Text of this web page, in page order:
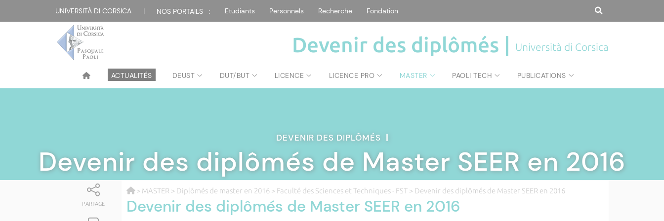
UNIVERSITÀ DI CORSICA | NOS PORTAILS : Etudiants Personnels Recherche Fondation
Devenir des diplômés | Università di Corsica
ACTUALITÉS DEUST DUT/BUT LICENCE LICENCE PRO MASTER PAOLI TECH PUBLICATIONS
DEVENIR DES DIPLÔMÉS |
Devenir des diplômés de Master SEER en 2016
PARTAGE
> MASTER > Diplômés de master en 2016 > Faculté des Sciences et Techniques - FST > Devenir des diplômés de Master SEER en 2016
Devenir des diplômés de Master SEER en 2016